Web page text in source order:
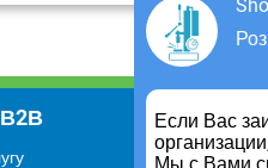
Если Вас
Мы с Вами
В2В
Для